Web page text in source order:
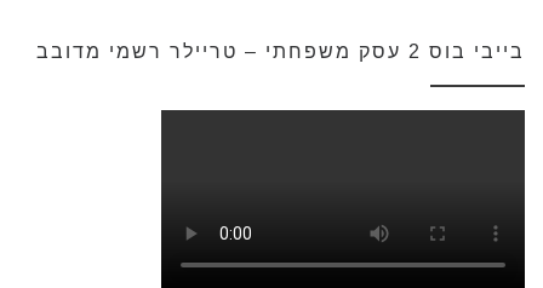
בייבי בוס 2 עסק משפחתי – טריילר רשמי מדובב